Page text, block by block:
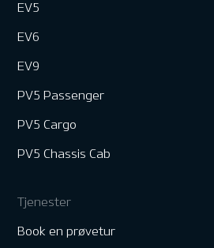
EV5
EV6
EV9
PV5 Passenger
PV5 Cargo
PV5 Chassis Cab
Tjenester
Book en prøvetur